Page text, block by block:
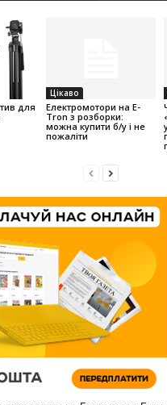
для
Цікаво
Електромотори на E-
Tron з розборки:
можна купити б/у і не
пожаліти